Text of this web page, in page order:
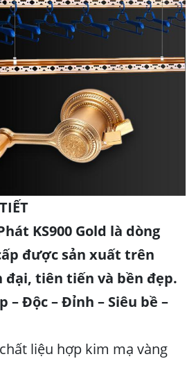
KS900 Gold là dòng
được sản xuất trên
đại, tiên tiến và bền đẹp.
– Độc – Đỉnh – Siêu bề –
liệu hợp kim mạ vàng